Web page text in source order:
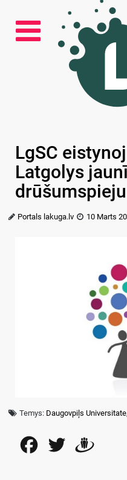
LgSC
Latgolys
Portals lakuga.lv 10 Marts
Temys: Daugovpiļs Universitate,
FacebookTwitter